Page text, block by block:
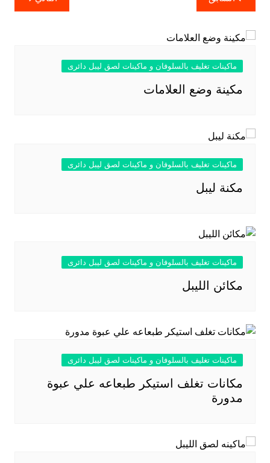
المقالات
ماكينات تغليف بالسلوفان و ماكينات لصق ليبل دائرى
مكينة وضع العلامات
ماكينات تغليف بالسلوفان و ماكينات لصق ليبل دائرى
مكنة ليبل
ماكينات تغليف بالسلوفان و ماكينات لصق ليبل دائرى
مكائن الليبل
ماكينات تغليف بالسلوفان و ماكينات لصق ليبل دائرى
مكانات تغلف استيكر طبعاعه علي عبوة
مدورة